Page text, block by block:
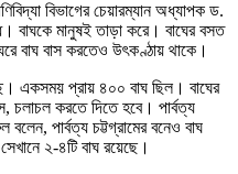
বিভাগের চেয়ারম্যান অধ্যাপক ড.
বাঘকে মানুষই তাড়া করে। বাঘের বসত
বাঘ বাস করতেও উৎকণ্ঠায় থাকে।
একসময় প্রায় ৪০০ বাঘ ছিল। বাঘের
চলাচল করতে দিতে হবে। পার্বত্য
পার্বত্য চট্টগ্রামের বনেও বাঘ
২-৪টি বাঘ রয়েছে।